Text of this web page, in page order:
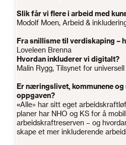
Slik får vi flere i arbeid med
Modolf Moen, Arbeid &
Fra snillisme til verdiskaping –
Loveleen Brenna
Hvordan inkluderer vi digitalt?
Malin Rygg, Tilsynet for
Er næringslivet, kommunene
oppgaven?
«Alle» har sitt eget
planer har NHO og KS for å
arbeidskraftreserven – og
skape et mer inkluderende